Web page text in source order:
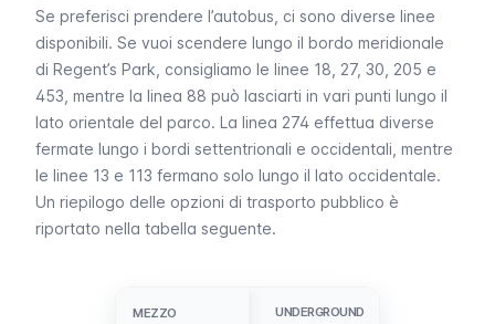
Se preferisci prendere l’autobus , ci sono diverse linee
disponibili. Se vuoi scendere lungo il bordo meridionale
di Regent’s Park , consigliamo le linee 18, 27, 30, 205 e
453, mentre la linea 88 può lasciarti in vari punti lungo il
lato orientale del parco. La linea 274 effettua diverse
fermate lungo i bordi settentrionali e occidentali, mentre
le linee 13 e 113 fermano solo lungo il lato occidentale.
Un riepilogo delle opzioni di trasporto pubblico è
riportato nella tabella seguente.
MEZZO
MEZZO UNDERGROUND